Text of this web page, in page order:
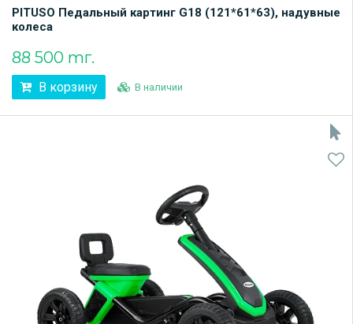
PITUSO Педальный картинг G18 (121*61*63), надувные
колеса
88 500 тг.
В корзину В наличии